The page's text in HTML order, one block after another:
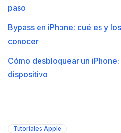
paso
Bypass en iPhone: qué es y
conocer
Cómo desbloquear un
dispositivo
Tutoriales Apple